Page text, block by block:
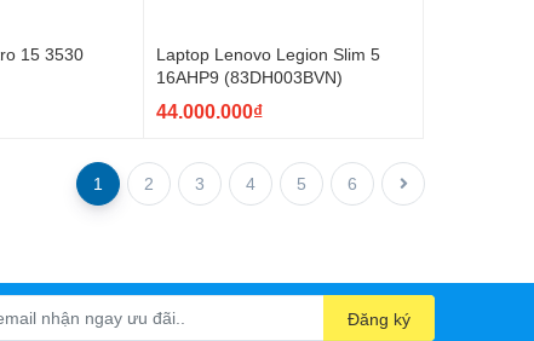
15 3530
Laptop Lenovo Legion Slim 5
16AHP9 (83DH003BVN)
44.000.000₫
1 2 3 4 5 6
Đăng ký